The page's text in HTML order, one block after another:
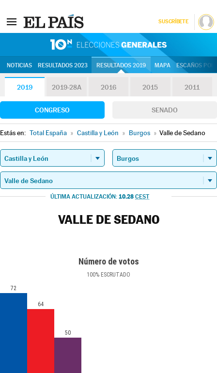
SUSCRÍBETE
NOTICIAS RESULTADOS 2023 RESULTADOS 2019 MAPA ESCAÑOS
2019 2019-28A 2016 2015 2011
CONGRESO SENADO
Estás en: Total España » Castilla y León » Burgos » Valle de Sedano
ÚLTIMA ACTUALIZACIÓN: 10.28 CEST
VALLE DE SEDANO
Número de votos
100% ESCRUTADO
72
64
50